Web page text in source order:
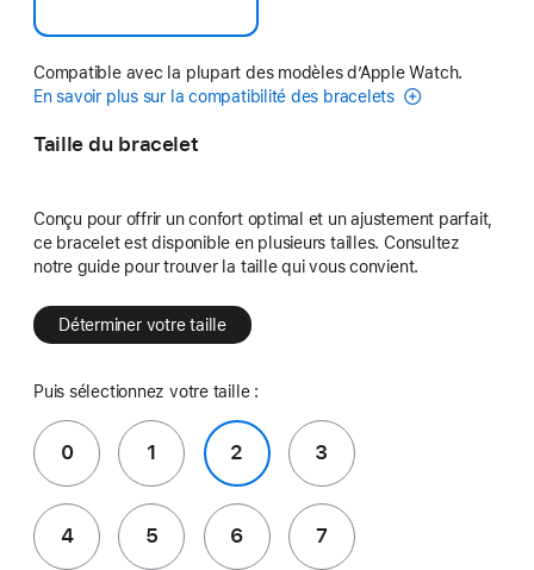
Compatible avec la plupart des modèles d’Apple Watch.
En savoir plus sur la compatibilité des bracelets
Taille du bracelet
Conçu pour offrir un confort optimal et un ajustement parfait,
ce bracelet est disponible en plusieurs tailles. Consultez
notre guide pour trouver la taille qui vous convient.
Déterminer votre taille
Puis sélectionnez votre taille :
0 1 2 3
4 5 6 7